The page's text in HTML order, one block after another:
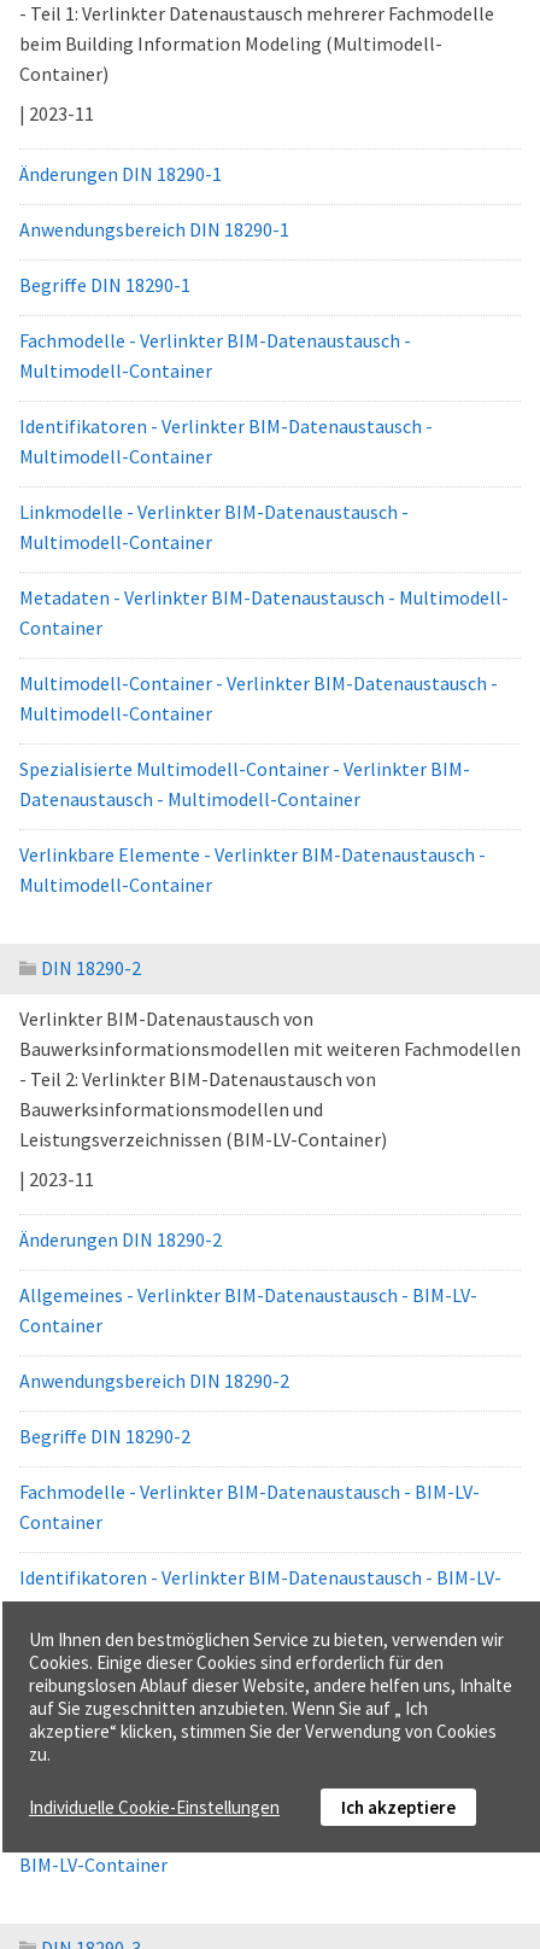
- Teil 1: Verlinkter Datenaustausch mehrerer Fachmodelle
beim Building Information Modeling (Multimodell-
Container)
| 2023-11
Änderungen DIN 18290-1
Anwendungsbereich DIN 18290-1
Begriffe DIN 18290-1
Fachmodelle - Verlinkter BIM-Datenaustausch -
Multimodell-Container
Identifikatoren - Verlinkter BIM-Datenaustausch -
Multimodell-Container
Linkmodelle - Verlinkter BIM-Datenaustausch -
Multimodell-Container
Metadaten - Verlinkter BIM-Datenaustausch - Multimodell-
Container
Multimodell-Container - Verlinkter BIM-Datenaustausch -
Multimodell-Container
Spezialisierte Multimodell-Container - Verlinkter BIM-
Datenaustausch - Multimodell-Container
Verlinkbare Elemente - Verlinkter BIM-Datenaustausch -
Multimodell-Container
DIN 18290-2
Verlinkter BIM-Datenaustausch von
Bauwerksinformationsmodellen mit weiteren Fachmodellen
- Teil 2: Verlinkter BIM-Datenaustausch von
Bauwerksinformationsmodellen und
Leistungsverzeichnissen (BIM-LV-Container)
| 2023-11
Änderungen DIN 18290-2
Allgemeines - Verlinkter BIM-Datenaustausch - BIM-LV-
Container
Anwendungsbereich DIN 18290-2
Begriffe DIN 18290-2
Fachmodelle - Verlinkter BIM-Datenaustausch - BIM-LV-
Container
Identifikatoren - Verlinkter BIM-Datenaustausch - BIM-LV-
Container
Linkmodelle - Verlinkter BIM-Datenaustausch - BIM-LV-
Container
Metadaten - Verlinkter BIM-Datenaustausch - BIM-LV-
BIM-LV-Container
Um Ihnen den bestmöglichen Service zu bieten, verwenden wir
Cookies. Einige dieser Cookies sind erforderlich für den
reibungslosen Ablauf dieser Website, andere helfen uns, Inhalte
auf Sie zugeschnitten anzubieten. Wenn Sie auf „ Ich
akzeptiere“ klicken, stimmen Sie der Verwendung von Cookies
zu.
Individuelle Cookie-Einstellungen Ich akzeptiere